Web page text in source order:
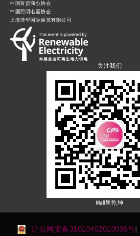
中国百货商业协会
中国照明电器协会
上海博华国际展览有限公司
关注我们
Mall里乾坤
沪公网安备31010402010096号|